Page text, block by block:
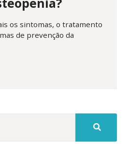
os sintomas, o tratamento
de prevenção da